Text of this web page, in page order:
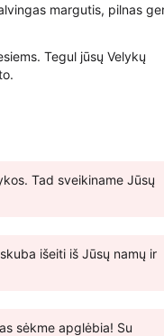
margutis, pilnas
Tegul jūsų Velykų
Tad sveikiname Jūsų
išeiti iš Jūsų namų ir
sėkme apglėbia! Su